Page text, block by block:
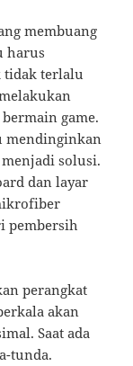
membuang
harus
tidak terlalu
game.
mendinginkan
solusi.
dan layar
pembersih
perangkat
akan
Saat ada
tunda.